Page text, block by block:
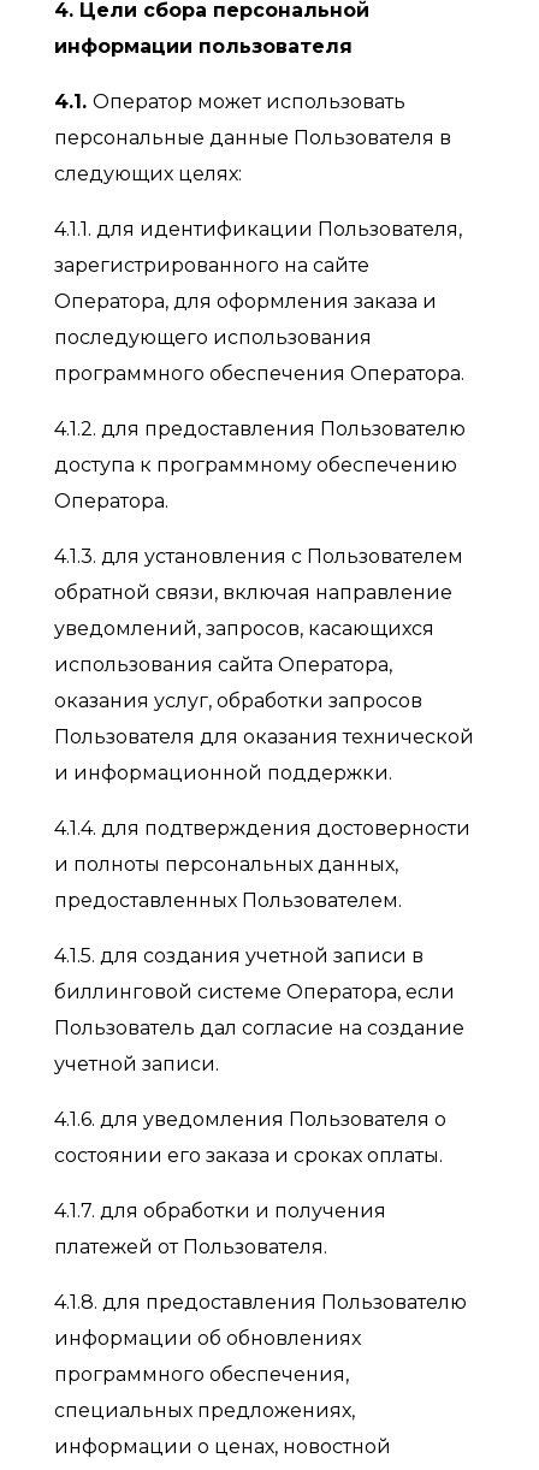
4. Цели сбора персональной
информации пользователя
4.1. Оператор может использовать
персональные данные Пользователя в
следующих целях:
4.1.1. для идентификации Пользователя,
зарегистрированного на сайте
Оператора, для оформления заказа и
последующего использования
программного обеспечения Оператора.
4.1.2. для предоставления Пользователю
доступа к программному обеспечению
Оператора.
4.1.3. для установления с Пользователем
обратной связи, включая направление
уведомлений, запросов, касающихся
использования сайта Оператора,
оказания услуг, обработки запросов
Пользователя для оказания технической
и информационной поддержки.
4.1.4. для подтверждения достоверности
и полноты персональных данных,
предоставленных Пользователем.
4.1.5. для создания учетной записи в
биллинговой системе Оператора, если
Пользователь дал согласие на создание
учетной записи.
4.1.6. для уведомления Пользователя о
состоянии его заказа и сроках оплаты.
4.1.7. для обработки и получения
платежей от Пользователя.
4.1.8. для предоставления Пользователю
информации об обновлениях
программного обеспечения,
специальных предложениях,
информации о ценах, новостной